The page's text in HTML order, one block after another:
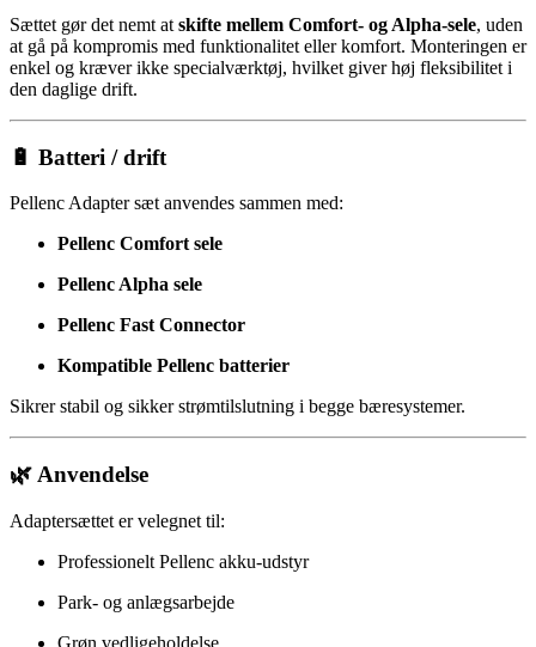
Sættet gør det nemt at skifte mellem Comfort- og Alpha-sele, uden
at gå på kompromis med funktionalitet eller komfort. Monteringen er
enkel og kræver ikke specialværktøj, hvilket giver høj fleksibilitet i
den daglige drift.
🔋 Batteri / drift
Pellenc Adapter sæt anvendes sammen med:
Pellenc Comfort sele
Pellenc Alpha sele
Pellenc Fast Connector
Kompatible Pellenc batterier
Sikrer stabil og sikker strømtilslutning i begge bæresystemer.
🌿 Anvendelse
Adapter­sættet er velegnet til:
Professionelt Pellenc akku-udstyr
Park- og anlægsarbejde
Grøn vedligeholdelse